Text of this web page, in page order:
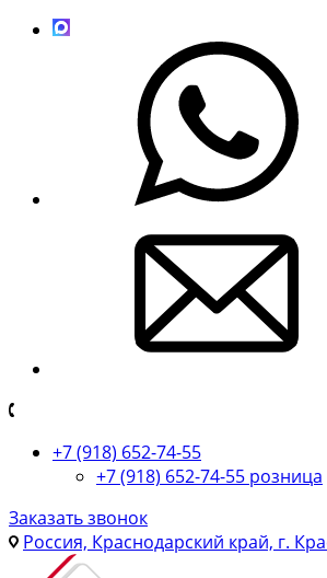
+7 (918) 652-74-55
+7 (918) 652-74-55 розница
Заказать звонок
Россия, Краснодарский край, г.